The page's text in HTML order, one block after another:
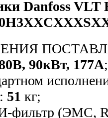
Danfoss VLT
90кВт, 177А;
51 кг;
фильтр (ЭМС,